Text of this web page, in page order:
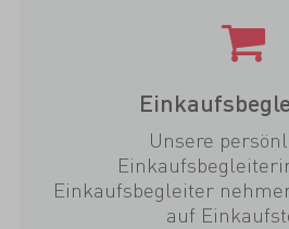
Unsere
Einkaufsbegleiter
auf